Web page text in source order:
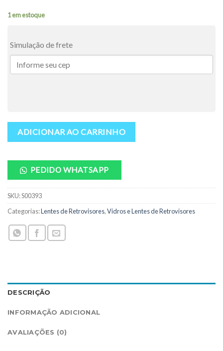
1 em estoque
Simulação de frete
ADICIONAR AO CARRINHO
PEDIDO WHATSAPP
SKU:S00393
Categorias:Lentes de Retrovisores,Vidros e Lentes de Retrovisores
DESCRIÇÃO
INFORMAÇÃO ADICIONAL
AVALIAÇÕES (0)